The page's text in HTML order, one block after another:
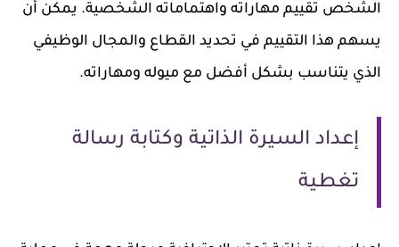
الشخص تقييم مهاراته واهتماماته الشخصية. يمكن أن
يسهم هذا التقييم في تحديد القطاع والمجال الوظيفي
الذي يتناسب بشكل أفضل مع ميوله ومهاراته.
إعداد السيرة الذاتية وكتابة رسالة
تغطية